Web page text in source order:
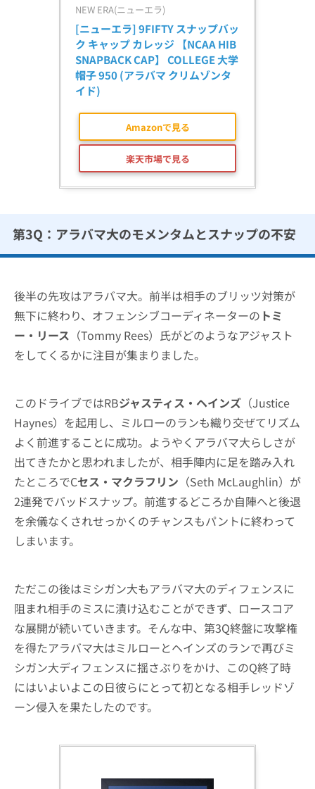
NEW ERA(ニューエラ)
[ニューエラ] 9FIFTY スナップバッ
ク キャップ カレッジ 【NCAA HIB
SNAPBACK CAP】 COLLEGE 大学
帽子 950 (アラバマ クリムゾンタ
イド)
Amazonで見る
楽天市場で見る
第3Q：アラバマ大のモメンタムとスナップの不安
後半の先攻はアラバマ大。前半は相手のブリッツ対策が
無下に終わり、オフェンシブコーディネーターの トミ
ー・リース （Tommy Rees）氏がどのようなアジャスト
をしてくるかに注目が集まりました。
このドライブではRBジャスティス・ヘインズ （Justice
Haynes）を起用し、ミルローのランも織り交ぜてリズム
よく前進することに成功。ようやくアラバマ大らしさが
出てきたかと思われましたが、相手陣内に足を踏み入れ
たところでCセス・マクラフリン （Seth McLaughlin）が
2連発でバッドスナップ。前進するどころか自陣へと後退
を余儀なくされせっかくのチャンスもパントに終わって
しまいます。
ただこの後はミシガン大もアラバマ大のディフェンスに
阻まれ相手のミスに漬け込むことができず、ロースコア
な展開が続いていきます。そんな中、第3Q終盤に攻撃権
を得たアラバマ大はミルローとヘインズのランで再びミ
シガン大ディフェンスに揺さぶりをかけ、このQ終了時
にはいよいよこの日彼らにとって初となる相手レッドゾ
ーン侵入を果たしたのです。